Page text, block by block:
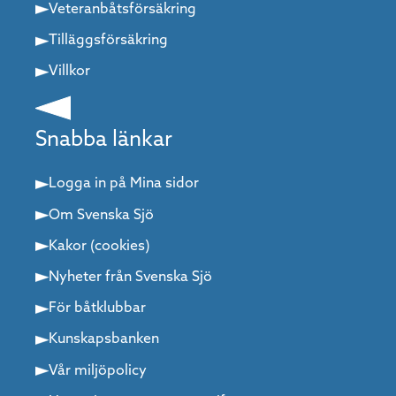
Veteranbåtsförsäkring
Tilläggsförsäkring
Villkor
Snabba länkar
Logga in på Mina sidor
Om Svenska Sjö
Kakor (cookies)
Nyheter från Svenska Sjö
För båtklubbar
Kunskapsbanken
Vår miljöpolicy